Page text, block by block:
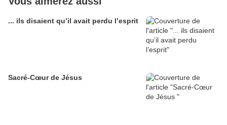
... ils disaient qu’il avait perdu l’esprit
Sacré-Cœur de Jésus